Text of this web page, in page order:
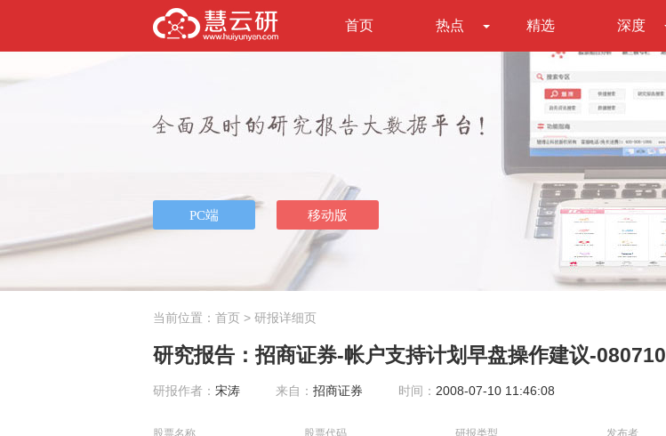
首页 热点 精选 深度
当前位置： 首页 > 研报详细页
研究报告：招商证券-帐户支持计划早盘操作建议-080710
研报作者： 宋涛 来自： 招商证券 时间： 2008-07-10 11:46:08
股票名称 股票代码 研报类型 发布者